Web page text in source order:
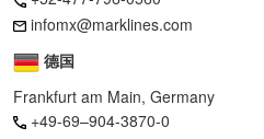
infomx@marklines.com
德国
Frankfurt am Main, Germany
+49-69–904-3870-0